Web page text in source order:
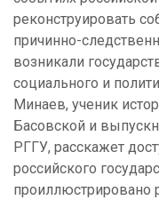
Активировать
реконструировать
причинно-
возникали
социального и
Минаев, ученик
Басовской и
РГГУ, расскажет
российского
проиллюстрировано